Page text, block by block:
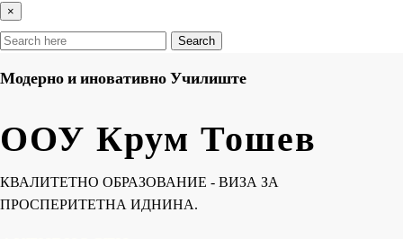
×
Search
Модерно и иновативно Училиште
ООУ Крум Тошев
КВАЛИТЕТНО ОБРАЗОВАНИЕ - ВИЗА ЗА
ПРОСПЕРИТЕТНА ИДНИНА.